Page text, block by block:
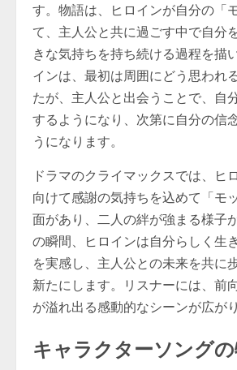
す。物語は、ヒロインが自分の「
て、主人公と共に過ごす中で自分
きな気持ちを持ち続ける過程を描
インは、最初は周囲にどう思われ
たが、主人公と出会うことで、自
するようになり、次第に自分の信
うになります。
ドラマのクライマックスでは、ヒ
向けて感謝の気持ちを込めて「モ
面があり、二人の絆が強まる様子
の瞬間、ヒロインは自分らしく生
を実感し、主人公との未来を共に
新たにします。リスナーには、前
が溢れ出る感動的なシーンが広がり
キャラクターソング